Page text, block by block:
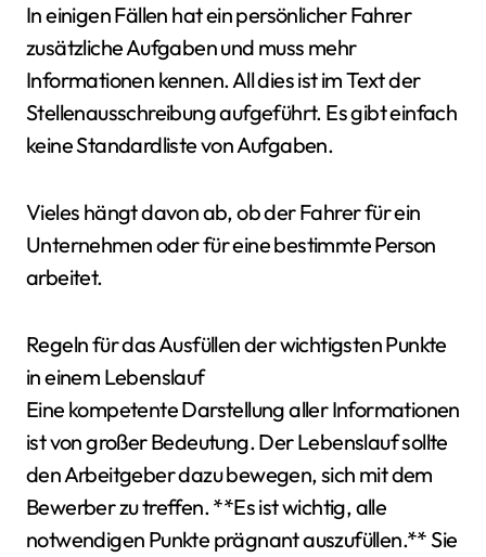
In einigen Fällen hat ein persönlicher Fahrer
zusätzliche Aufgaben und muss mehr
Informationen kennen. All dies ist im Text der
Stellenausschreibung aufgeführt. Es gibt einfach
keine Standardliste von Aufgaben.
Vieles hängt davon ab, ob der Fahrer für ein
Unternehmen oder für eine bestimmte Person
arbeitet.
Regeln für das Ausfüllen der wichtigsten Punkte
in einem Lebenslauf
Eine kompetente Darstellung aller Informationen
ist von großer Bedeutung. Der Lebenslauf sollte
den Arbeitgeber dazu bewegen, sich mit dem
Bewerber zu treffen. **Es ist wichtig, alle
notwendigen Punkte prägnant auszufüllen.** Sie